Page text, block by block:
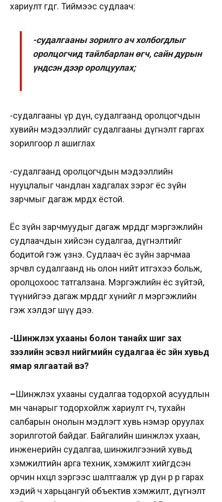
хариулт өгдөг. Тиймээс судлаач:
-судалгааны зорилго ач холбогдлыг
оролцогчид тайлбарлан өгч, сайн дурын
үндсэн дээр оролцуулах;
-судалгааны үр дүн, судалгаанд оролцогчдын
хувийн мэдээллийг судалгааны дүгнэлт гаргах
зорилгоор л ашиглах
-судалгаанд оролцогчдын мэдээллийн
нууцлалыг чандлан хадгалах зэрэг ёс зүйн
зарчмыг дагаж мөрдөх ёстой.
Ёс зүйн зарчмуудыг дагаж мөрддөг мэргэжлийн
судлаачдын хийсэн судалгаа, дүгнэлтийг
бодитой гэж үзнэ. Судлаач ёс зүйн зарчмаа
зөрчвөл судалгаанд нь олон нийт итгэхээ больж,
оролцохоос татгалзана. Мэргэжлийн ёс зүйтэй,
түүнийгээ дагаж мөрддөг хүнийг л мэргэжлийн
гэж хэлдэг шүү дээ.
-Шинжлэх ухааны болон танайх шиг зах
зээлийн эсвэл нийгмийн судалгаа ёс зүйн хувьд
ямар ялгаатай вэ?
–Шинжлэх ухааны судалгаа тодорхой асуудлын
мөн чанарыг тодорхойлж хариулт өгч, тухайн
салбарын онолын мэдлэгт хувь нэмэр оруулах
зорилготой байдаг. Байгалийн шинжлэх ухаан,
инженерийн судалгаа, шинжилгээний хувьд
хэмжилтийн арга техник, хэмжилт хийгдсэн
орчин нөхцөл зэргээс шалтгаалж үр дүн өөр өөр гарах
хэдий ч харьцангуй объектив хэмжилт, дүгнэлт